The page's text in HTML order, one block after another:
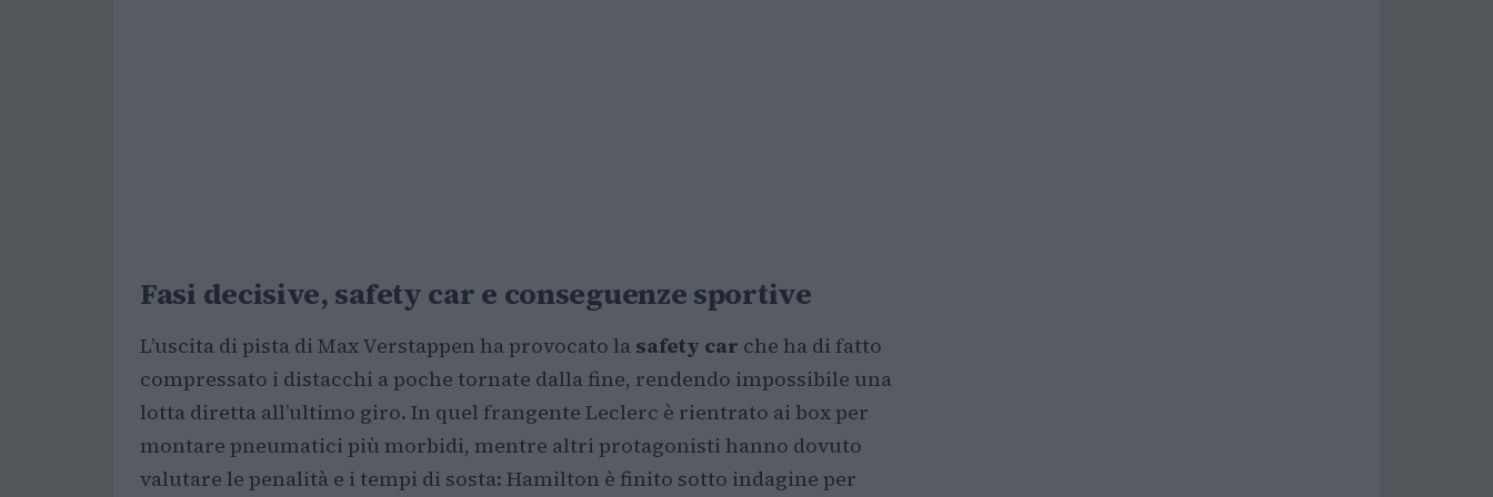
Fasi decisive, safety car e conseguenze sportive
L’uscita di pista di Max Verstappen ha provocato la safety car che ha di fatto
compressato i distacchi a poche tornate dalla fine, rendendo impossibile una
lotta diretta all’ultimo giro. In quel frangente Leclerc è rientrato ai box per
montare pneumatici più morbidi, mentre altri protagonisti hanno dovuto
valutare le penalità e i tempi di sosta: Hamilton è finito sotto indagine per